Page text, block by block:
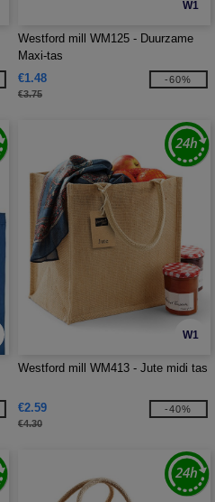
W1
Westford mill WM125 - Duurzame
Maxi-tas
€1.48
€3.75
-60%
W1
Westford mill WM413 - Jute midi tas
€2.59
€4.30
-40%